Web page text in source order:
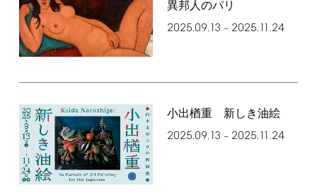
異邦人のパリ
2025.09.13 – 2025.11.24
小出楢󠄀重 新しき油絵
2025.09.13 – 2025.11.24